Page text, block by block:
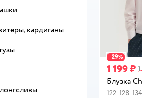
−29%
1 199 ₽
Блузка
122 128 134
кардиганы